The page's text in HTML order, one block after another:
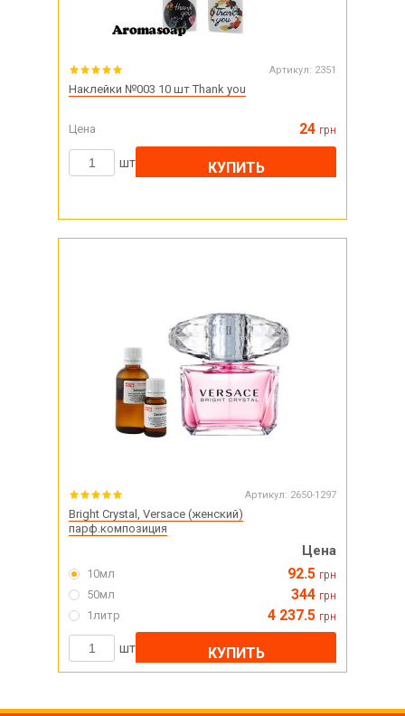
Артикул: 2351
Наклейки №003 10 шт Thank you
Цена 24 грн
шт КУПИТЬ
Артикул: 2650-1297
Bright Crystal, Versace (женский)
парф.композиция
Цена
10мл 92.5 грн
50мл 344 грн
1литр 4 237.5 грн
шт КУПИТЬ